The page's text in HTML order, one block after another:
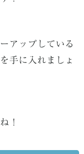
アップしている
手に入れましょ
！